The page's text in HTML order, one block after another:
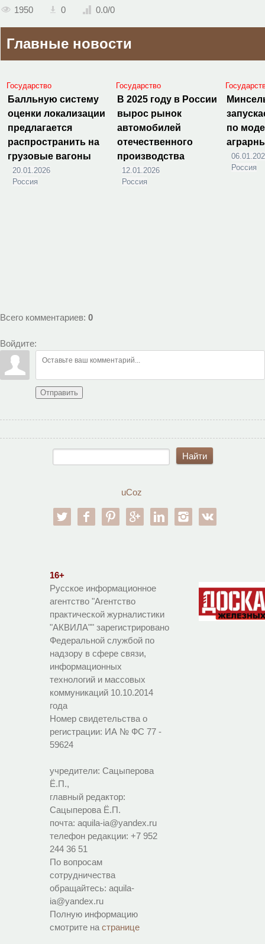
1950
0 0.0/0
Главные новости
Государство
Балльную систему
оценки локализации
предлагается
распространить на
грузовые вагоны
20.01.2026
Россия
Государство
В 2025 году в России
вырос рынок
автомобилей
отечественного
производства
12.01.2026
Россия
по
Россия
Всего комментариев: 0
Войдите:
Отправить
uCoz
twitter facebookpinterestgoogle-pllinkedin instagram
16+
Русское информационное
агентство "Агентство
практической журналистики
"АКВИЛА"" зарегистрировано
Федеральной службой по
надзору в сфере связи,
информационных
технологий и массовых
коммуникаций 10.10.2014
года
Номер свидетельства о
регистрации: ИА № ФС 77 -
59624
учредители: Сацыперова
Ё.П.,
главный редактор:
Сацыперова Ё.П.
почта: aquila-ia@yandex.ru
телефон редакции: +7 952
244 36 51
По вопросам
сотрудничества
обращайтесь: aquila-
ia@yandex.ru
Полную информацию
смотрите на странице